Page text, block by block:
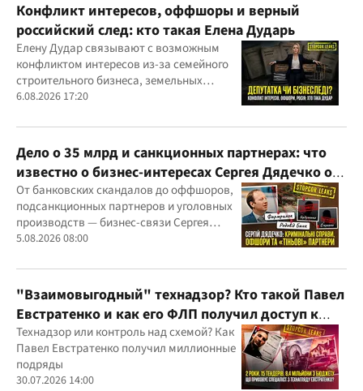
Конфликт интересов, оффшоры и верный
российский след: кто такая Елена Дударь
Елену Дудар связывают с возможным
конфликтом интересов из-за семейного
строительного бизнеса, земельных
скандалов, судебных дел
6.08.2026 17:20
Дело о 35 млрд и санкционных партнерах: что
известно о бизнес-интересах Сергея Дядечко от
"Родовид Банка" до "ФАРМАСЕЛ"
От банковских скандалов до оффшоров,
подсанкционных партнеров и уголовных
производств — бизнес-связи Сергея
Дядечко до сих пор простираются через
юрисдикций
5.08.2026 08:00
"Взаимовыгодный" технадзор? Кто такой Павел
Евстратенко и как его ФЛП получил доступ к
бюджетным миллионам?
Технадзор или контроль над схемой? Как
Павел Евстратенко получил миллионные
подряды
30.07.2026 14:00